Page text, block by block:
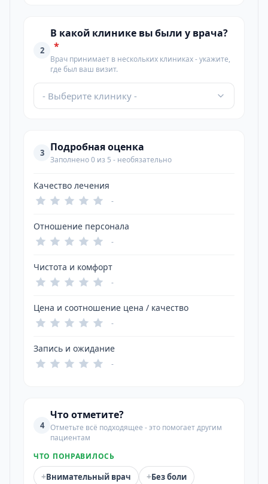
2
В какой клинике вы были у врача?
*
Врач принимает в нескольких клиниках - укажите,
где был ваш визит.
- Выберите клинику -
3 Подробная оценка
Заполнено 0 из 5 - необязательно
Качество лечения
-
Отношение персонала
-
Чистота и комфорт
-
Цена и соотношение цена / качество
-
Запись и ожидание
-
4
Что отметите?
Отметьте всё подходящее - это помогает другим
пациентам
ЧТО ПОНРАВИЛОСЬ
+Внимательный врач +Без боли